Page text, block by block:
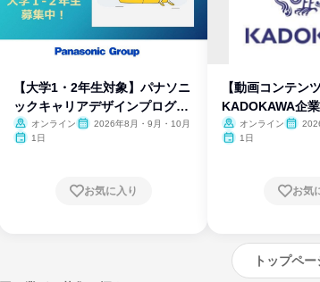
【大学1・2年生対象】パナソニ
ックキャリアデザインプログラ
ム
オンライン
2026年8月・9月・10月
1日
お気に入り
【動画コンテンツ
KADOKAWA企
オンライン
1日
お気
トップペ